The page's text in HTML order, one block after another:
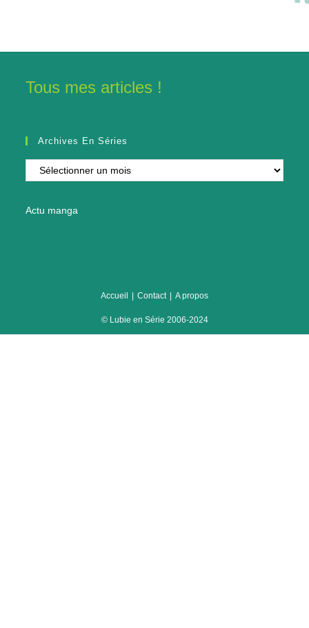
Tous mes articles !
Archives En Séries
Archives
en
Actu manga
Accueil Contact A propos
© Lubie en Série 2006-2024